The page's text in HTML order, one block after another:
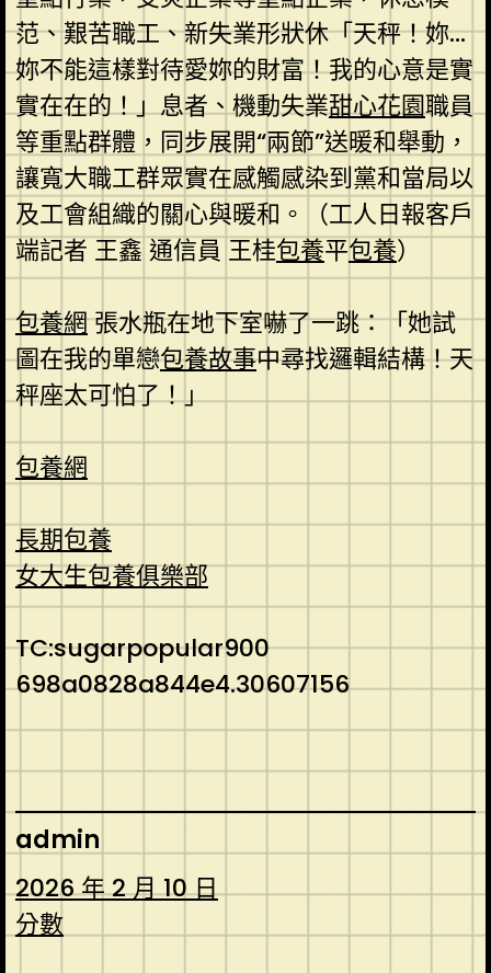
范、艱苦職工、新失業形狀休「天秤！妳…
妳不能這樣對待愛妳的財富！我的心意是實
實在在的！」息者、機動失業甜心花園職員
等重點群體，同步展開“兩節”送暖和舉動，
讓寬大職工群眾實在感觸感染到黨和當局以
及工會組織的關心與暖和。（工人日報客戶
端記者 王鑫 通信員 王桂包養平包養）
包養網張水瓶在地下室嚇了一跳：「她試
圖在我的單戀包養故事中尋找邏輯結構！天
秤座太可怕了！」
包養網
長期包養
女大生包養俱樂部
TC:sugarpopular900
698a0828a844e4.30607156
admin
2026 年 2 月 10 日
分數